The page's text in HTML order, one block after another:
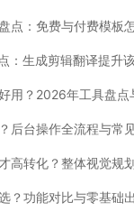
点：免费与付费模板
：生成剪辑翻译提升
用？2026年工具盘点
后台操作全流程与常
高转化？整体视觉规
？功能对比与零基础